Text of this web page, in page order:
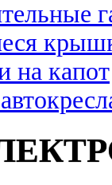
на капот